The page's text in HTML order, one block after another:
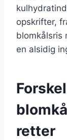
opskrifter,
blomkålsris
en alsidig
retter